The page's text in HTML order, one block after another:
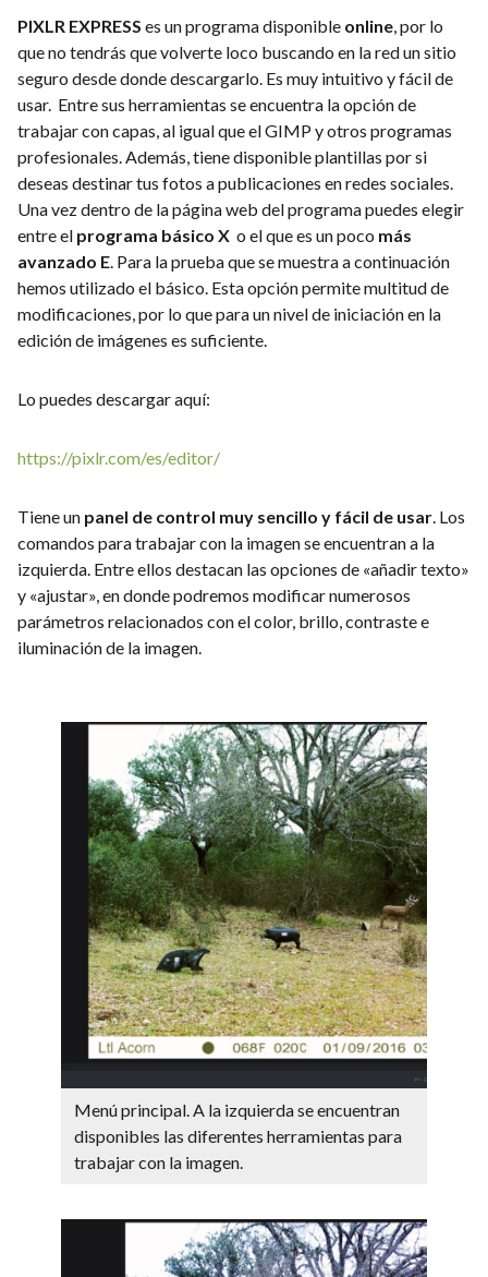
PIXLR EXPRESS es un programa disponible online , por lo
que no tendrás que volverte loco buscando en la red un sitio
seguro desde donde descargarlo. Es muy intuitivo y fácil de
usar. Entre sus herramientas se encuentra la opción de
trabajar con capas, al igual que el GIMP y otros programas
profesionales. Además, tiene disponible plantillas por si
deseas destinar tus fotos a publicaciones en redes sociales.
Una vez dentro de la página web del programa puedes elegir
entre el programa básico X o el que es un poco más
avanzado E . Para la prueba que se muestra a continuación
hemos utilizado el básico. Esta opción permite multitud de
modificaciones, por lo que para un nivel de iniciación en la
edición de imágenes es suficiente.
Lo puedes descargar aquí:
https://pixlr.com/es/editor/
Tiene un panel de control muy sencillo y fácil de usar . Los
comandos para trabajar con la imagen se encuentran a la
izquierda. Entre ellos destacan las opciones de «añadir texto»
y «ajustar», en donde podremos modificar numerosos
parámetros relacionados con el color, brillo, contraste e
iluminación de la imagen.
Menú principal. A la izquierda se encuentran
disponibles las diferentes herramientas para
trabajar con la imagen.